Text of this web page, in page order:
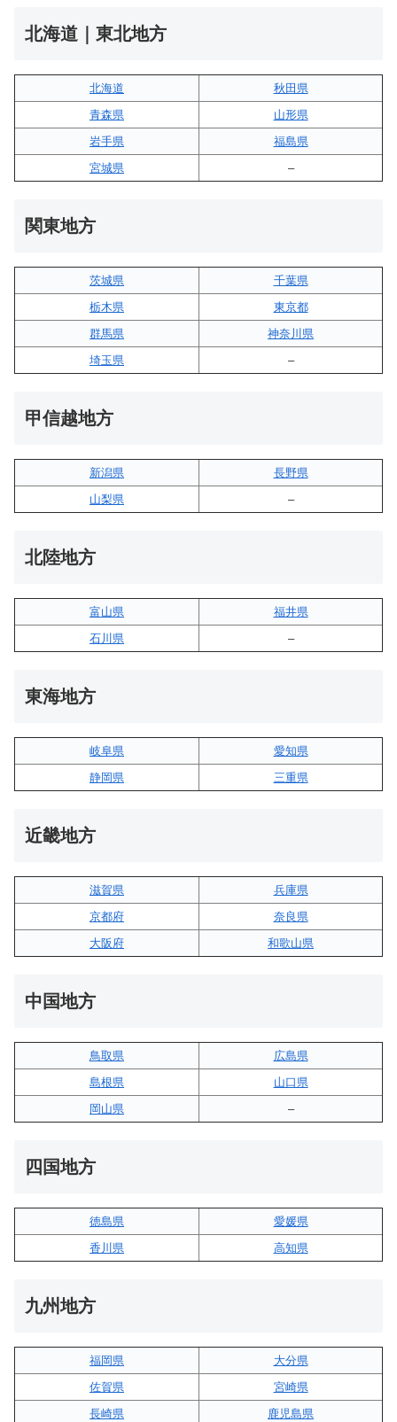
北海道｜東北地方
北海道
秋田県
青森県
山形県
岩手県
福島県
宮城県
–
関東地方
茨城県
千葉県
栃木県
東京都
群馬県
神奈川県
埼玉県
–
甲信越地方
新潟県
長野県
山梨県
–
北陸地方
富山県
福井県
石川県
–
東海地方
岐阜県
愛知県
静岡県
三重県
近畿地方
滋賀県
兵庫県
京都府
奈良県
大阪府
和歌山県
中国地方
鳥取県
広島県
島根県
山口県
岡山県
–
四国地方
徳島県
愛媛県
香川県
高知県
九州地方
福岡県
大分県
佐賀県
宮崎県
長崎県
鹿児島県